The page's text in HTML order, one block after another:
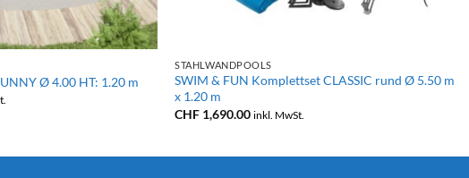
Ø 4.00 HT: 1.20 m
STAHLWANDPOOLS
SWIM & FUN Komplettset CLASSIC rund Ø 5.50 m
x 1.20 m
CHF 1,690.00 inkl. MwSt.